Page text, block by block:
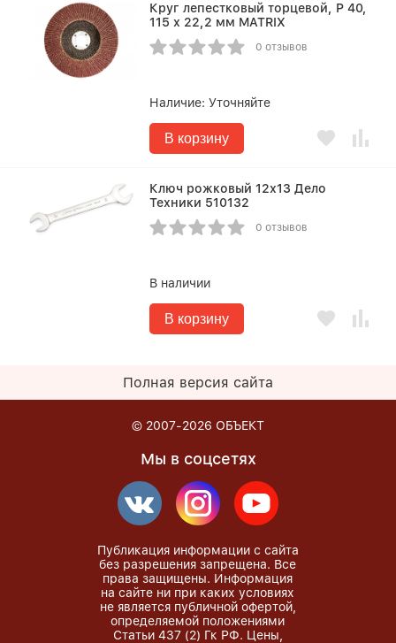
Круг лепестковый торцевой, P 40,
115 х 22,2 мм MATRIX
0 отзывов
Наличие:Уточняйте
В корзину
Ключ рожковый 12х13 Дело
Техники 510132
0 отзывов
В наличии
В корзину
Полная версия сайта
© 2007-2026 ОБЪЕКТ
Мы в соцсетях
Публикация информации с сайта
без разрешения запрещена. Все
права защищены. Информация
на сайте ни при каких условиях
не является публичной офертой,
определяемой положениями
Статьи 437 (2) Гк РФ. Цены,